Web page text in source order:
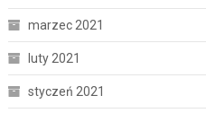
marzec 2021
luty 2021
styczeń 2021